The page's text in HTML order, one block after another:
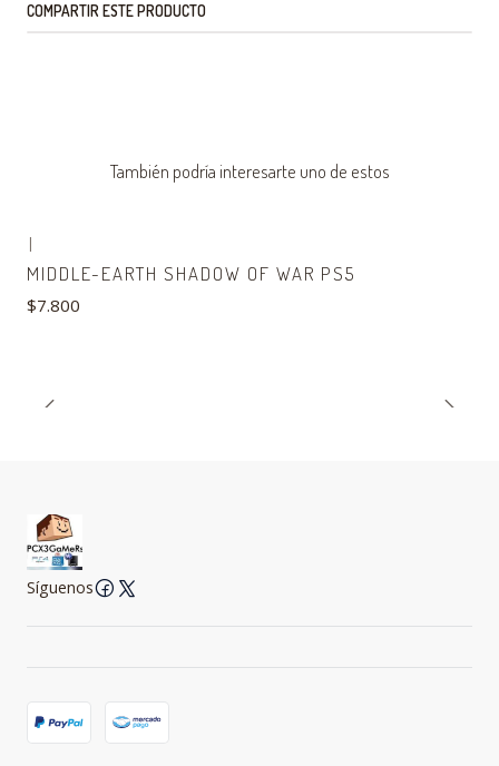
COMPARTIR ESTE PRODUCTO
También podría interesarte uno de estos
|
MIDDLE-EARTH SHADOW OF WAR PS5
$7.800
Síguenos